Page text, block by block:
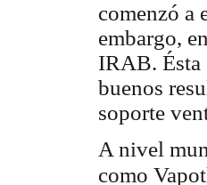
comenzó a
embargo,
IRAB. Ésta
buenos
soporte
A nivel
como